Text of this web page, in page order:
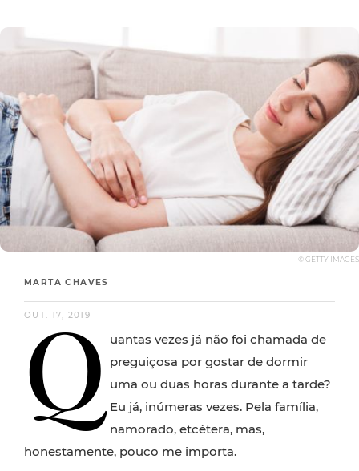
© GETTY IMAGES
MARTA CHAVES
OUT. 17, 2019
Q
uantas vezes já não foi chamada de
preguiçosa por gostar de dormir
uma ou duas horas durante a tarde?
Eu já, inúmeras vezes. Pela família,
namorado, etcétera, mas,
honestamente, pouco me importa.